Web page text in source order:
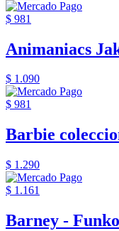
$ 981
Animaniacs
$ 1.090
$ 981
Barbie
$ 1.290
$ 1.161
Barney -